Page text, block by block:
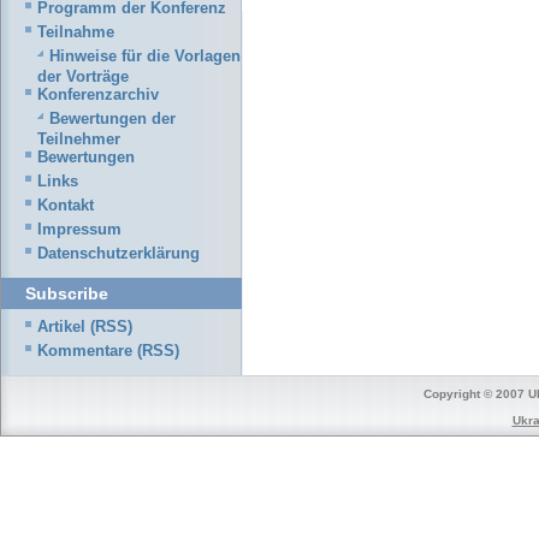
Programm der Konferenz
Teilnahme
Hinweise für die Vorlagen
der Vorträge
Konferenzarchiv
Bewertungen der
Teilnehmer
Bewertungen
Links
Kontakt
Impressum
Datenschutzerklärung
Subscribe
Artikel (RSS)
Kommentare (RSS)
Copyright © 2007